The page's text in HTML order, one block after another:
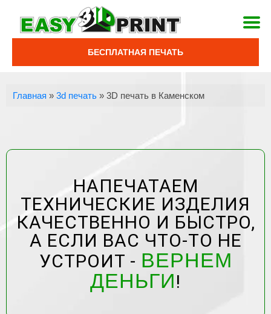
БЕСПЛАТНАЯ ПЕЧАТЬ
Главная »3d печать »3D печать в Каменском
НАПЕЧАТАЕМ
ТЕХНИЧЕСКИЕ ИЗДЕЛИЯ
КАЧЕСТВЕННО И БЫСТРО,
А ЕСЛИ ВАС ЧТО-ТО НЕ
УСТРОИТ - ВЕРНЕМ
ДЕНЬГИ!